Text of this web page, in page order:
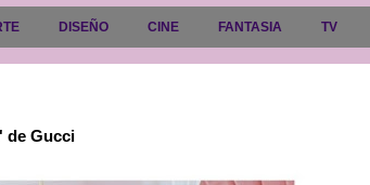
DISEÑO CINE FANTASIA TV
de Gucci